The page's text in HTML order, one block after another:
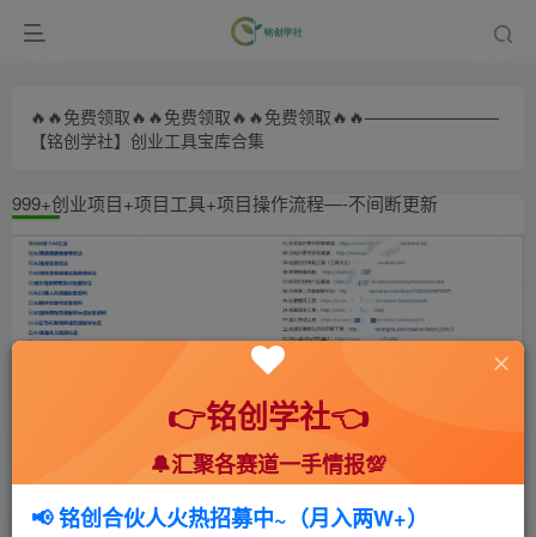
🔥🔥免费领取🔥🔥免费领取🔥🔥免费领取🔥🔥————————
【铭创学社】创业工具宝库合集
999+创业项目+项目工具+项目操作流程—-不间断更新
首页 🍻会员专享 💥实战拆解 正文
👉铭创学社👈
🔔汇聚各赛道一手情报💯
📢 铭创合伙人火热招募中~（月入两W+）